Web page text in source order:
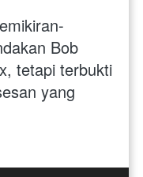
Bob
tetapi terbukti
yang